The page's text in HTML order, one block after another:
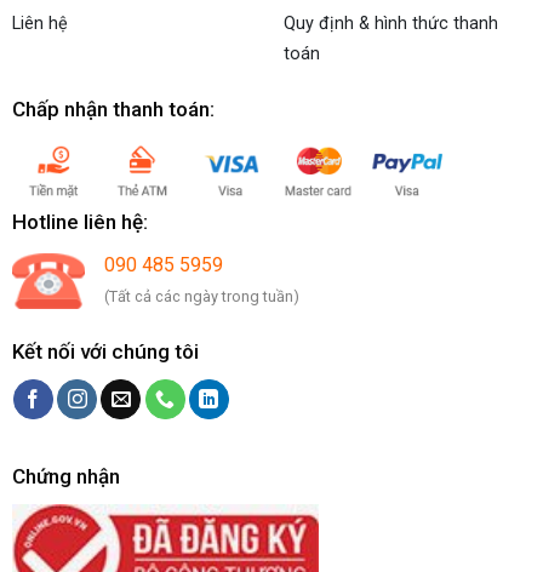
Liên hệ
Quy định & hình thức thanh
toán
Chấp nhận thanh toán:
Hotline liên hệ:
090 485 5959
(Tất cả các ngày trong tuần)
Kết nối với chúng tôi
Chứng nhận